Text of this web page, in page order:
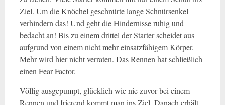
Ziel. Um die Knöchel geschnürte lange Schnürsenkel
verhindern das! Und geht die Hindernisse ruhig und
bedacht an! Bis zu einem drittel der Starter scheidet aus
aufgrund von einem nicht mehr einsatzfähigem Körper.
Mehr wird hier nicht verraten. Das Rennen hat schließlich
einen Fear Factor.
Völlig ausgepumpt, glücklich wie nie zuvor bei einem
Rennen und frierend kommt man ins Ziel. Danach erhält